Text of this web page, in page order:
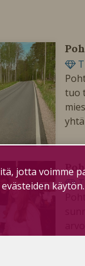
tuo
jotta voimme